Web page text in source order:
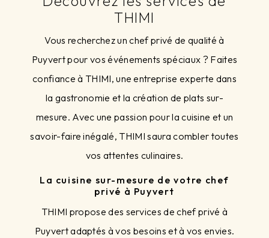
THIMI
Vous recherchez un chef privé de qualité à
Puyvert pour vos événements spéciaux ? Faites
confiance à THIMI, une entreprise experte dans
la gastronomie et la création de plats sur-
mesure. Avec une passion pour la cuisine et un
savoir-faire inégalé, THIMI saura combler toutes
vos attentes culinaires.
La cuisine sur-mesure de votre chef
privé à Puyvert
THIMI propose des services de chef privé à
Puyvert adaptés à vos besoins et à vos envies.